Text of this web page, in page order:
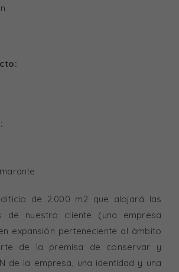
de 2.000 m2 que alojará las
de nuestro cliente (una empresa
expansión perteneciente al ámbito
de la premisa de conservar y
de la empresa, una identidad y una